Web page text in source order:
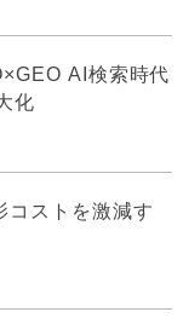
AI検索時代
化
コストを激減す